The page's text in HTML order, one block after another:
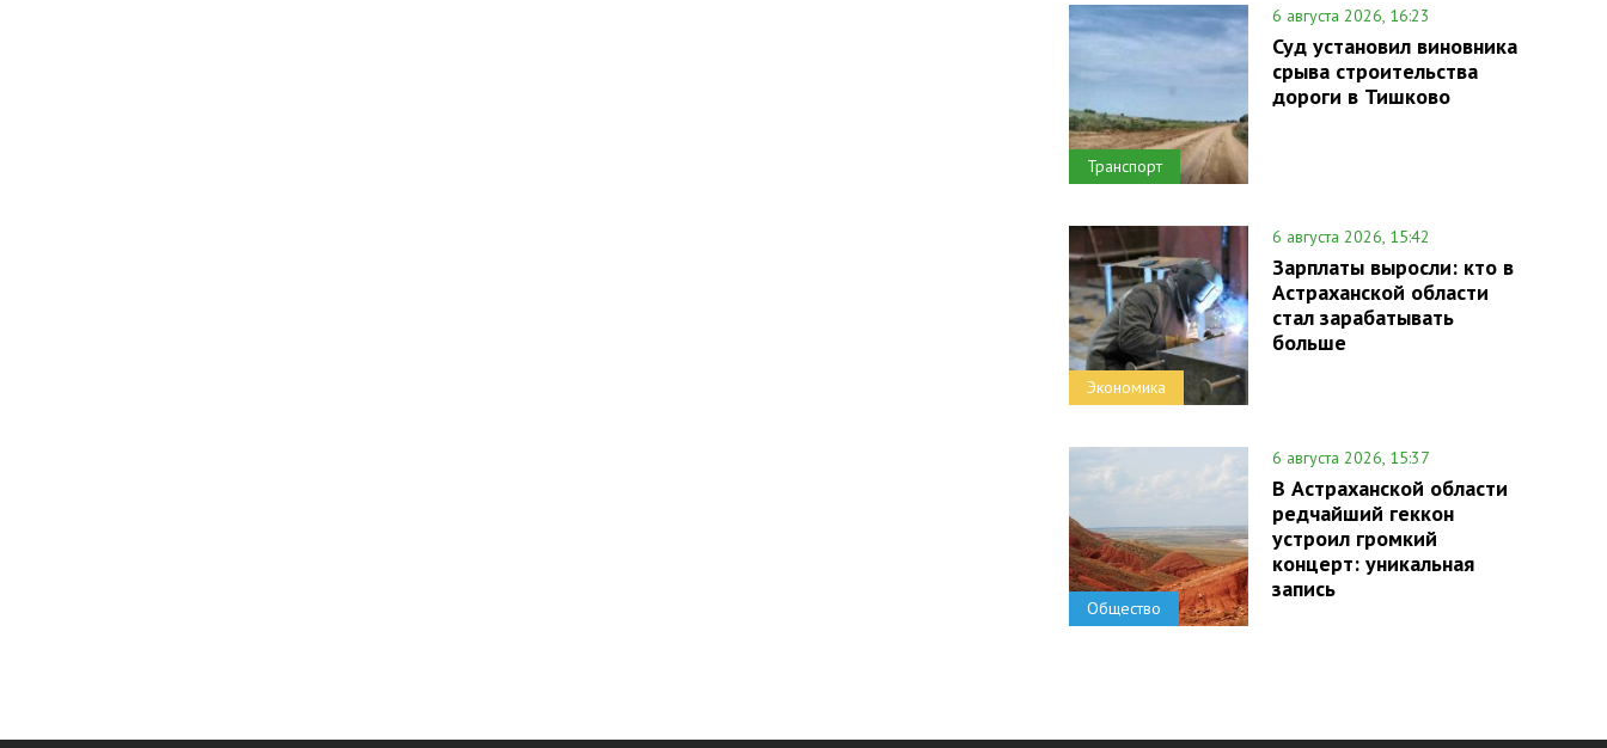
Транспорт
6 августа 2026, 16:23
Суд установил виновника
срыва строительства
дороги в Тишково
Экономика
6 августа 2026, 15:42
Зарплаты выросли: кто в
Астраханской области
стал зарабатывать
больше
Общество
6 августа 2026, 15:37
В Астраханской области
редчайший геккон
устроил громкий
концерт: уникальная
запись